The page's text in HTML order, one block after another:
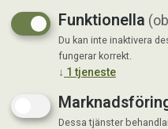
Funktionella
Du kan inte inaktivera
fungerar korrekt.
↓ 1 tjeneste
Dessa tjänster